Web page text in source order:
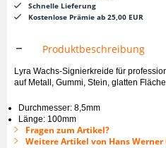
Schnelle Lieferung
Kostenlose Prämie ab 25,00 EUR
Produktbeschreibung
Lyra Wachs-Signierkreide für
auf Metall, Gummi, Stein, glatten
Durchmesser: 8,5mm
Länge: 100mm
Fragen zum Artikel?
Weitere Artikel von Hans Werner